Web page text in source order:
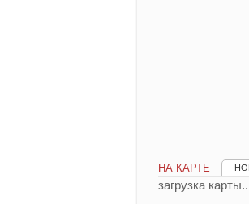
НА КАРТЕ
загрузка